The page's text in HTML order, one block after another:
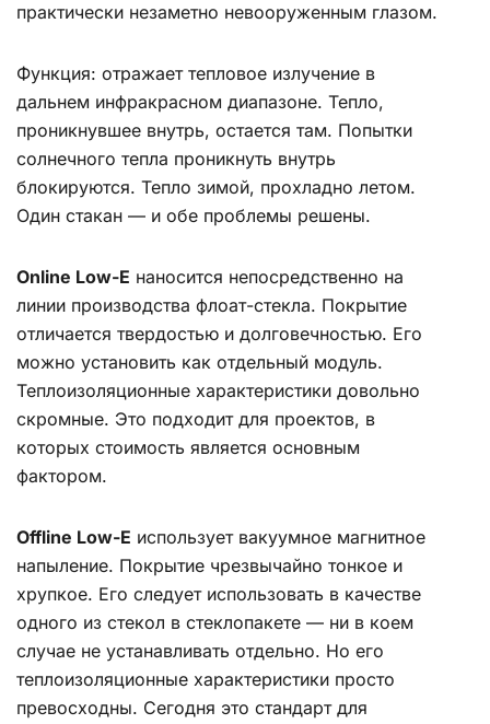
практически незаметно невооруженным глазом.
Функция: отражает тепловое излучение в
дальнем инфракрасном диапазоне. Тепло,
проникнувшее внутрь, остается там. Попытки
солнечного тепла проникнуть внутрь
блокируются. Тепло зимой, прохладно летом.
Один стакан — и обе проблемы решены.
Online Low-E наносится непосредственно на
линии производства флоат-стекла. Покрытие
отличается твердостью и долговечностью. Его
можно установить как отдельный модуль.
Теплоизоляционные характеристики довольно
скромные. Это подходит для проектов, в
которых стоимость является основным
фактором.
Offline Low-E использует вакуумное магнитное
напыление. Покрытие чрезвычайно тонкое и
хрупкое. Его следует использовать в качестве
одного из стекол в стеклопакете — ни в коем
случае не устанавливать отдельно. Но его
теплоизоляционные характеристики просто
превосходны. Сегодня это стандарт для